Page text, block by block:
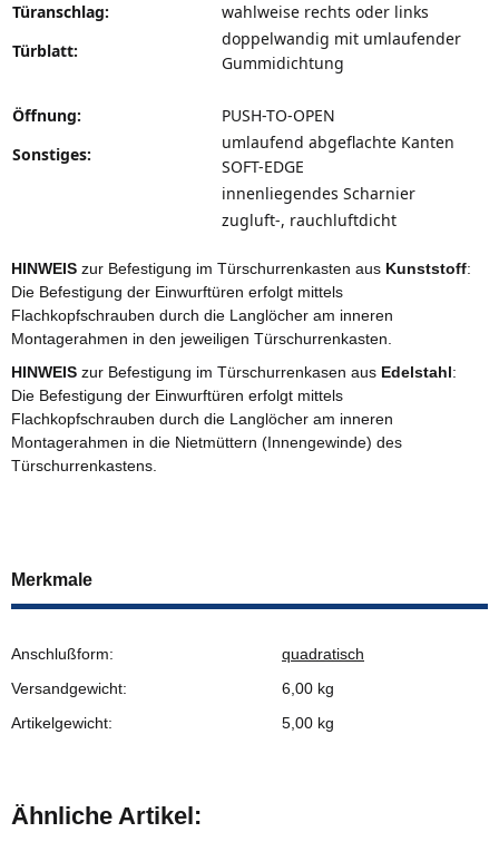
Türanschlag:
wahlweise rechts oder links
Türblatt:
doppelwandig mit umlaufender
Gummidichtung
Öffnung:
PUSH-TO-OPEN
Sonstiges:
umlaufend abgeflachte Kanten
SOFT-EDGE
innenliegendes Scharnier
zugluft-, rauchluftdicht
HINWEIS zur Befestigung im Türschurrenkasten aus Kunststoff:
Die Befestigung der Einwurftüren erfolgt mittels
Flachkopfschrauben durch die Langlöcher am inneren
Montagerahmen in den jeweiligen Türschurrenkasten.
HINWEIS zur Befestigung im Türschurrenkasen aus Edelstahl:
Die Befestigung der Einwurftüren erfolgt mittels
Flachkopfschrauben durch die Langlöcher am inneren
Montagerahmen in die Nietmüttern (Innengewinde) des
Türschurrenkastens.
Merkmale
Anschlußform:
quadratisch
Versandgewicht:
6,00 kg
Artikelgewicht:
5,00 kg
Ähnliche Artikel: